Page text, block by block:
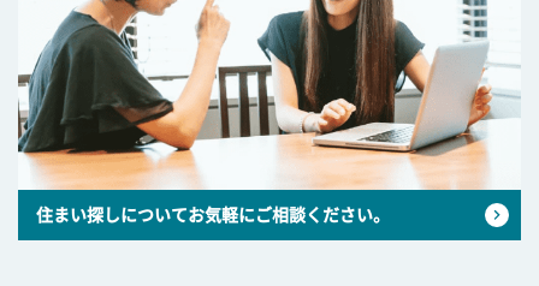
住まい探しについてお気軽にご相談ください。